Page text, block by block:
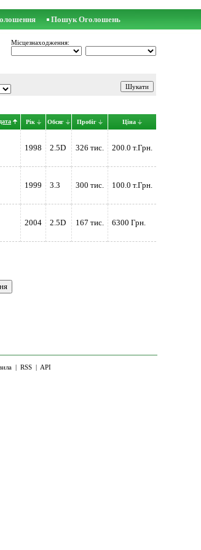
Пошук Оголошень
Місцезнаходження:
дата Рік Обсяг Пробіг Ціна
1998 2.5D 326 тис. 200.0 т.Грн.
1999 3.3 300 тис. 100.0 т.Грн.
2004 2.5D 167 тис. 6300 Грн.
| RSS | API